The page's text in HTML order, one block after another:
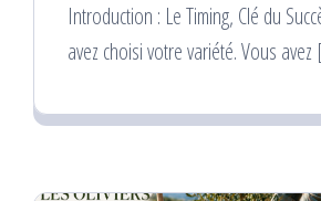
Introduction : Le Timing, Clé du
avez choisi votre variété. Vous